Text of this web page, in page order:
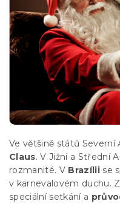
Ve většině států Severní
Claus. V Jižní a Střední
rozmanité. V Brazílii se
v karnevalovém duchu.
speciální setkání a